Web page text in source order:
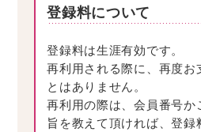
登録料について
登録料は生涯有効です。
再利用される際に、再度お
とはありません。
再利用の際は、会員番号か
旨を教えて頂ければ、登録